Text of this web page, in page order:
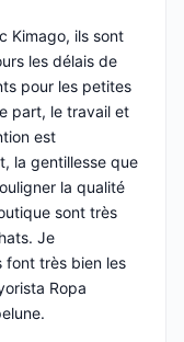
Kimago, ils sont
les délais de
pour les petites
part, le travail et
est
la gentillesse que
la qualité
sont très
Je
font très bien les
Ropa